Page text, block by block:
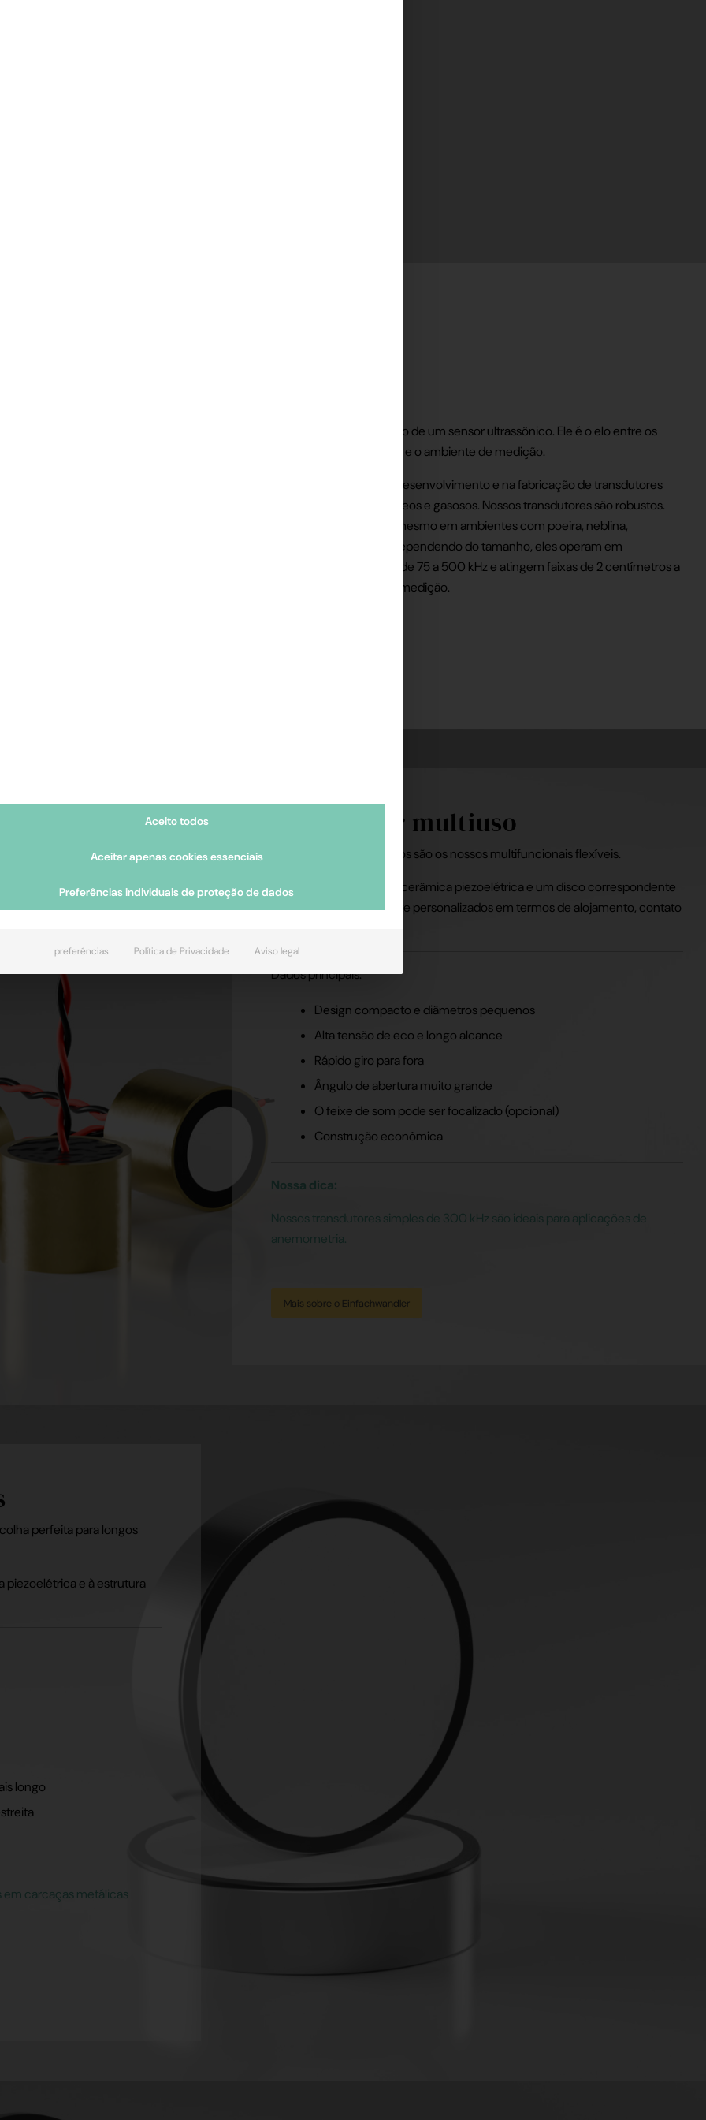
O transdutor ultrassônico é o coração de um sensor ultrassônico. Ele é o elo entre os
componentes eletrônicos do sensor e o ambiente de medição.
Na SECO, somos especializados no desenvolvimento e na fabricação de transdutores
ultrassônicos para uso em meios aéreos e gasosos. Nossos transdutores são robustos.
Eles funcionam de forma confiável mesmo em ambientes com poeira, neblina,
superfícies reflexivas e escuridão. Dependendo do tamanho, eles operam em
frequências nominais em uma faixa de 75 a 500 kHz e atingem faixas de 2 centímetros a
8 metros, dependendo da tarefa de medição.
Transdutor multiuso
Os transdutores multiusos são os nossos multifuncionais flexíveis.
Eles consistem em uma cerâmica piezoelétrica e um disco correspondente
e podem ser amplamente personalizados em termos de alojamento, contato
Dados principais:
Design compacto e diâmetros pequenos
Alta tensão de eco e longo alcance
Rápido giro para fora
Ângulo de abertura muito grande
O feixe de som pode ser focalizado (opcional)
Construção econômica
Nossa dica:
Nossos transdutores simples de 300 kHz são ideais para aplicações de
anemometria.
Mais sobre o Einfachwandler
perfeita para longos
piezoelétrica e à estrutura
longo
em carcaças metálicas
Aceito todos
Aceitar apenas cookies essenciais
Preferências individuais de proteção de dados
preferências Política de Privacidade Aviso legal